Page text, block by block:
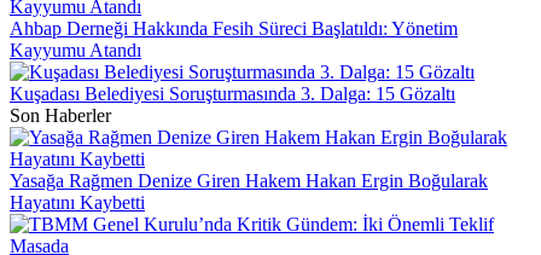
Ahbap Derneği Hakkında Fesih Süreci Başlatıldı: Yönetim
Kayyumu Atandı
Kuşadası Belediyesi Soruşturmasında 3. Dalga: 15 Gözaltı
Son Haberler
Yasağa Rağmen Denize Giren Hakem Hakan Ergin Boğularak
Hayatını Kaybetti